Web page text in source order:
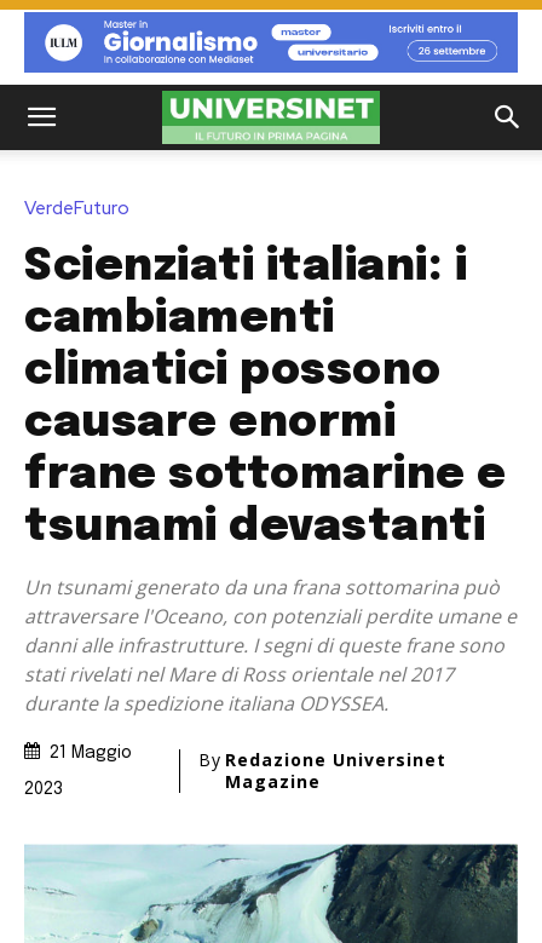
VerdeFuturo
Scienziati italiani: i
cambiamenti
climatici possono
causare enormi
frane sottomarine e
tsunami devastanti
Un tsunami generato da una frana sottomarina può
attraversare l'Oceano, con potenziali perdite umane e
danni alle infrastrutture. I segni di queste frane sono
stati rivelati nel Mare di Ross orientale nel 2017
durante la spedizione italiana ODYSSEA.
21 Maggio
2023
By Redazione Universinet
Magazine